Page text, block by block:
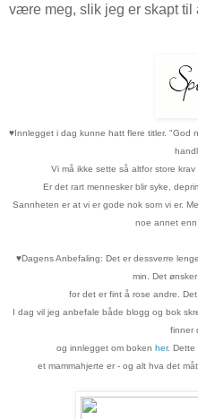
være meg, slik jeg er skapt til
♥Innlegget i dag kunne hatt flere titler. "God
Vi må ikke sette så altfor store
Er det rart mennesker blir syke,
Sannheten er at vi er gode nok som vi er.
noe annet
♥Dagens Anbefaling: Det er dessverre
min. Det
for det er fint å rose andre.
I dag vil jeg anbefale både blogg og bok
finner
og innlegget om boken her. Dette
et mammahjerte er - og alt hva det